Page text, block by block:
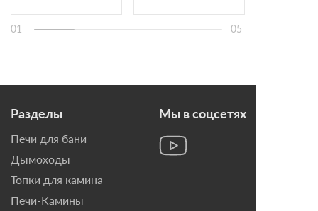
01 05
Разделы
Печи для бани
Дымоходы
Топки для камина
Печи-Камины
Мы в соцсетях